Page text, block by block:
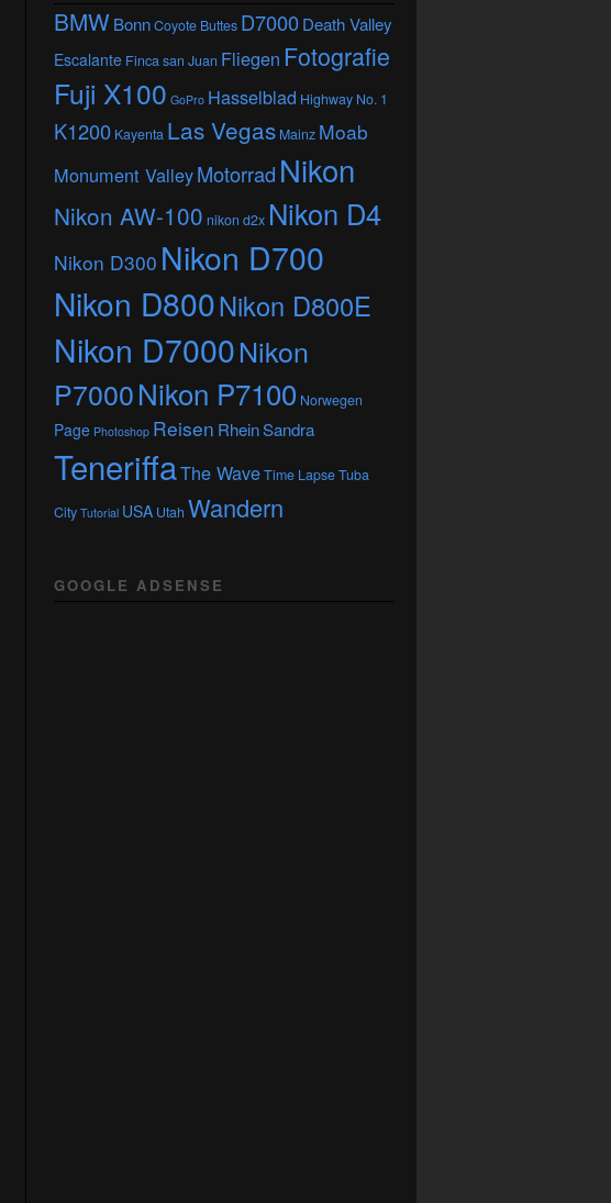
BMWBonnCoyote Buttes D7000Death Valley
Escalante Finca san Juan Fliegen Fotografie
Fuji X100 GoPro Hasselblad Highway No. 1
K1200 Kayenta Las Vegas Mainz Moab
Monument ValleyMotorrad Nikon
Nikon AW-100 nikon d2x Nikon D4
Nikon D300 Nikon D700
Nikon D800Nikon D800E
Nikon D7000Nikon
P7000Nikon P7100 Norwegen
Page Photoshop Reisen RheinSandra
TeneriffaThe WaveTime LapseTuba
City Tutorial USA Utah Wandern
GOOGLE ADSENSE